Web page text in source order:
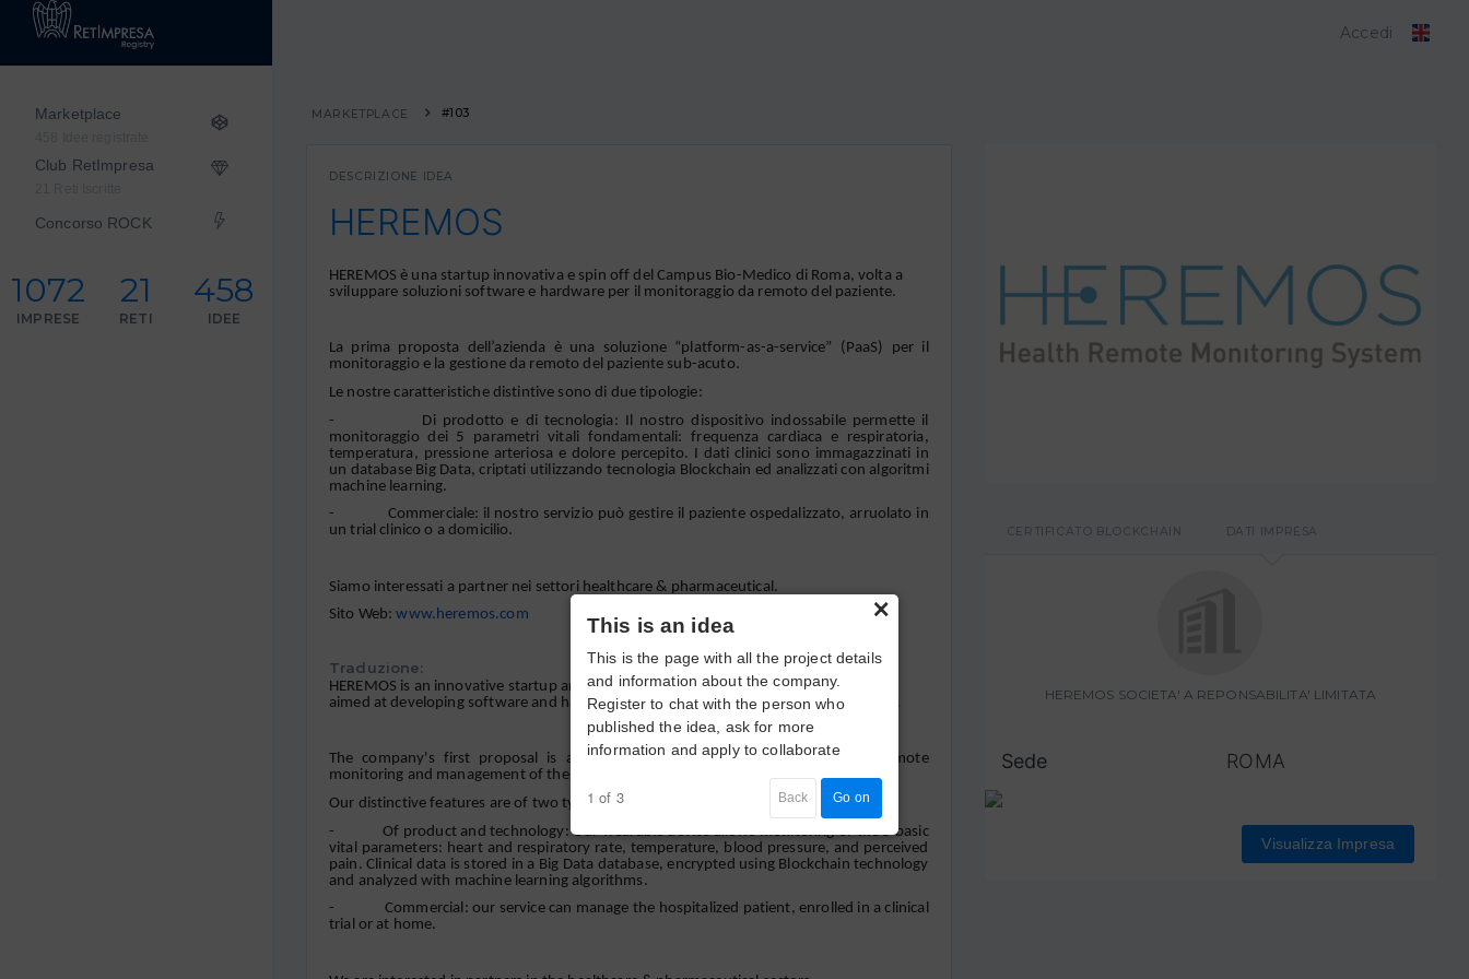
Marketplace
Club RetImpresa
Concorso ROCK
1072
IMPRESE
21
RETI
458
IDEE
Accedi
MARKETPLACE #103
DESCRIZIONE IDEA
HEREMOS
HEREMOS è una startup innovativa e spin off del Campus Bio-Medico di Roma, volta a
sviluppare soluzioni software e hardware per il monitoraggio da remoto del paziente.
La prima proposta dell’azienda è una soluzione “platform-as-a-service” (PaaS) per il
monitoraggio e la gestione da remoto del paziente sub-acuto.
Le nostre caratteristiche distintive sono di due tipologie:
- Di prodotto e di tecnologia: Il nostro dispositivo indossabile permette il
monitoraggio dei 5 parametri vitali fondamentali: frequenza cardiaca e respiratoria,
temperatura, pressione arteriosa e dolore percepito. I dati clinici sono immagazzinati in
un database Big Data, criptati utilizzando tecnologia Blockchain ed analizzati con algoritmi
machine learning.
- Commerciale: il nostro servizio può gestire il paziente ospedalizzato, arruolato in
un trial clinico o a domicilio.
Siamo interessati a partner nei settori healthcare & pharmaceutical.
Sito Web:www.heremos.com
Traduzione:
HEREMOS is an innovative startup and spin-off of the Bio-Medical Campus in Rome,
aimed at developing software and hardware solutions for remote patient monitoring.
The company's first proposal is a platform-as-a-service (PaaS) solution for remote
monitoring and management of the sub-acute patient.
Our distinctive features are of two types:
- Of product and technology: Our wearable device allows monitoring of the 5 basic
vital parameters: heart and respiratory rate, temperature, blood pressure, and perceived
pain. Clinical data is stored in a Big Data database, encrypted using Blockchain technology
and analyzed with machine learning algorithms.
- Commercial: our service can manage the hospitalized patient, enrolled in a clinical
trial or at home.
CERTIFICATO BLOCKCHAIN DATI IMPRESA
HEREMOS SOCIETA' A REPONSABILITA' LIMITATA
Sede ROMA
Visualizza Impresa
×
This is an idea
This is the page with all the project details
and information about the company.
Register to chat with the person who
published the idea, ask for more
information and apply to collaborate
1 of 3 Back Go on